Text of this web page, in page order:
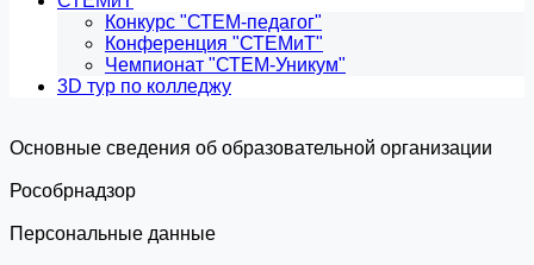
Конкурс "СТЕМ-педагог"
Конференция "СТЕМиТ"
Чемпионат "СТЕМ-Уникум"
3D тур по колледжу
Основные сведения об образовательной организации
Роcобрнадзор
Персональные данные